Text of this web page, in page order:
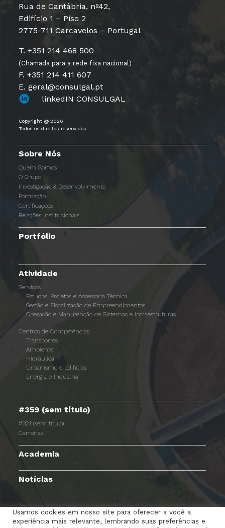
Rua de Cantábria, nº42,
Edifício 1 – Piso 2
2775-711 Carcavelos – Portugal
T. +351 214 468 500
(Chamada para a rede fixa nacional)
F. +351 214 411 607
E. geral@consulgal.pt
linkedIN CONSULGAL
Copyright @ 2026
Todos os direitos reservados
Sobre Nós
Quem Somos
O Grupo
Investigação & Desenvolvimento
Formação
Certificações
Relações Institucionais
Portfólio
Atividade
Serviços
Estudos, Projetos e Assessoria Técnica
Gestão e Fiscalização de Empreendimentos
Operação e Manutenção de Sistemas e Infraestruturas
Centros de Competências
Transportes
Ambiente
Hidráulica
Urbanismo e Edifícios
Energia e Indústria
#359 (sem título)
#321 (sem título)
Carreiras
Academia
Notícias
TERMOS E CONDIÇÕES AVISO DE PRIVACIDADE
Usamos cookies em nosso site para oferecer a você a
experiência mais relevante, lembrando suas preferências e